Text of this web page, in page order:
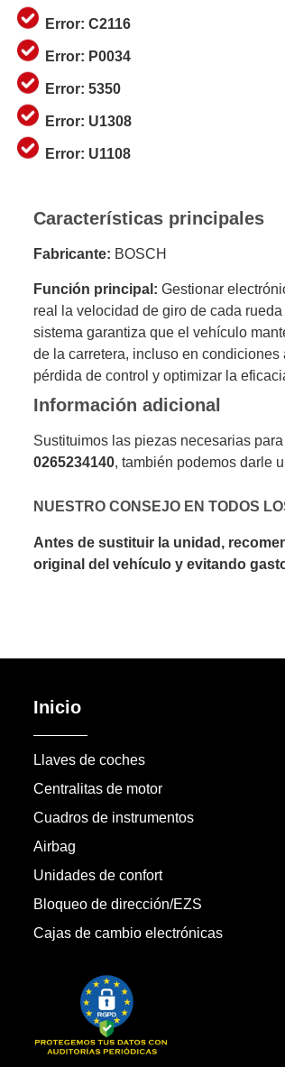
Error: C2116
Error: P0034
Error: 5350
Error: U1308
Error: U1108
Características principales
Fabricante: BOSCH
Función principal: Gestionar
real la velocidad de giro de cada
sistema garantiza que el vehículo
de la carretera, incluso en
pérdida de control y optimizar la
Información adicional
Sustituimos las piezas necesarias
0265234140, también podemos darle
NUESTRO CONSEJO EN TODOS
Antes de sustituir la unidad,
original del vehículo y evitando
Inicio
Llaves de coches
Centralitas de motor
Cuadros de instrumentos
Airbag
Unidades de confort
Bloqueo de dirección/EZS
Cajas de cambio electrónicas